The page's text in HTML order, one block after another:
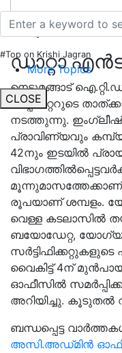
#Top on Krishi Jagran
More Topics
CLOSE
Today's Job
ഡാറ്റാ
നെടുമങ്ങാട്
ഓപ്പറേറ്ററുടെ
നടത്തുന്നു. ഇംഗ്ലീഷ്,
പ്രാവിണ്യവും
42നും ഇടയിൽ
മൂന്നുമാസത്തേക്കാണ്
രൂപയാണ് ശമ്പളം.
വെള്ള കടലാസിൽ
ബയോഡേറ്റ,
വൈകിട്ട് 4ന്
ഓഫീസിൽ
അറിയിച്ചു. കൂടുതൽ
ബന്ധപ്പെട്ട
അസി.അഡ്‌മിൻ